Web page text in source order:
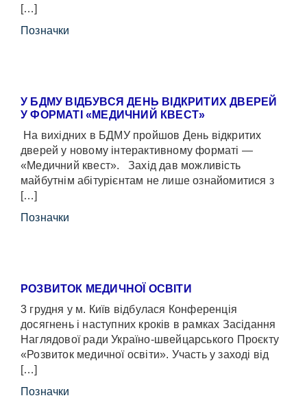
[…]
Позначки
У БДМУ ВІДБУВСЯ ДЕНЬ ВІДКРИТИХ ДВЕРЕЙ
У ФОРМАТІ «МЕДИЧНИЙ КВЕСТ»
На вихідних в БДМУ пройшов День відкритих
дверей у новому інтерактивному форматі —
«Медичний квест». Захід дав можливість
майбутнім абітурієнтам не лише ознайомитися з
[…]
Позначки
РОЗВИТОК МЕДИЧНОЇ ОСВІТИ
3 грудня у м. Київ відбулася Конференція
досягнень і наступних кроків в рамках Засідання
Наглядової ради Україно-швейцарського Проєкту
«Розвиток медичної освіти». Участь у заході від
[…]
Позначки